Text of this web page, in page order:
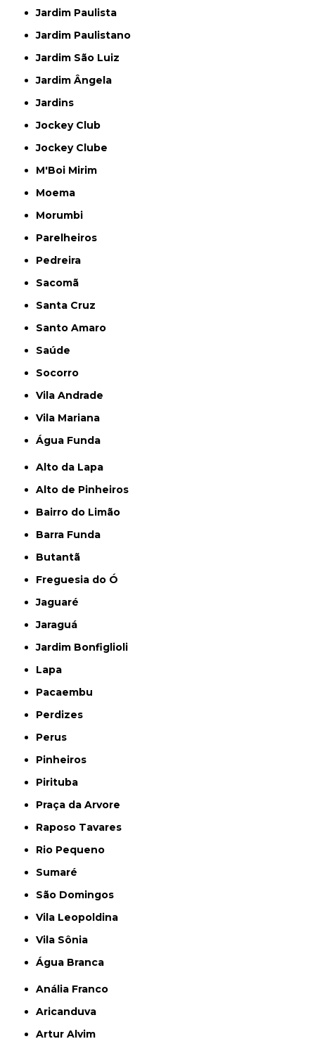
Jardim Paulista
Jardim Paulistano
Jardim São Luiz
Jardim Ângela
Jardins
Jockey Club
Jockey Clube
M'Boi Mirim
Moema
Morumbi
Parelheiros
Pedreira
Sacomã
Santa Cruz
Santo Amaro
Saúde
Socorro
Vila Andrade
Vila Mariana
Água Funda
Alto da Lapa
Alto de Pinheiros
Bairro do Limão
Barra Funda
Butantã
Freguesia do Ó
Jaguaré
Jaraguá
Jardim Bonfiglioli
Lapa
Pacaembu
Perdizes
Perus
Pinheiros
Pirituba
Praça da Arvore
Raposo Tavares
Rio Pequeno
Sumaré
São Domingos
Vila Leopoldina
Vila Sônia
Água Branca
Anália Franco
Aricanduva
Artur Alvim